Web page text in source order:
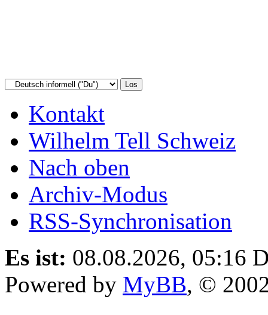
Kontakt
Wilhelm Tell Schweiz
Nach oben
Archiv-Modus
RSS-Synchronisation
Es ist: 08.08.2026, 05:16
Powered by MyBB, ©